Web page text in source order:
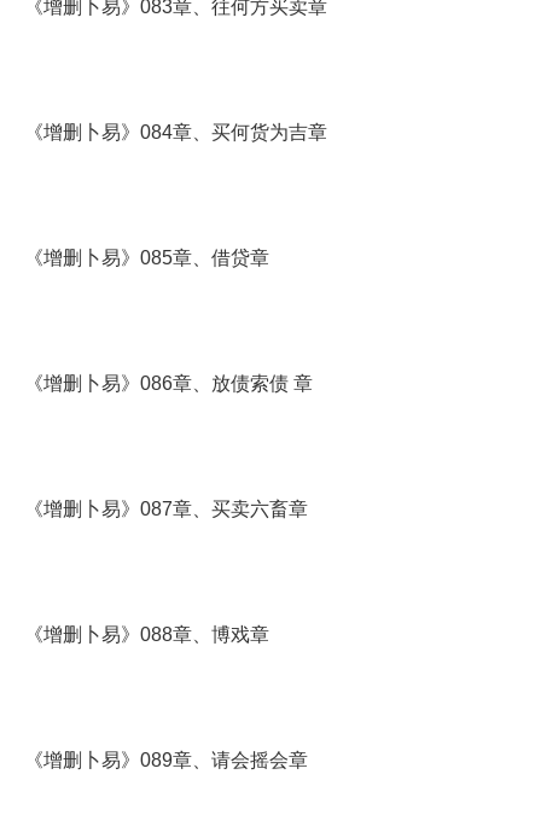
《增删卜易》083章、往何方买卖章
《增删卜易》084章、买何货为吉章
《增删卜易》085章、借贷章
《增删卜易》086章、放债索债 章
《增删卜易》087章、买卖六畜章
《增删卜易》088章、博戏章
《增删卜易》089章、请会摇会章